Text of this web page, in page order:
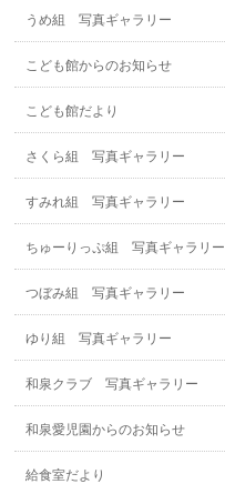
うめ組 写真ギャラリー
こども館からのお知らせ
こども館だより
さくら組 写真ギャラリー
すみれ組 写真ギャラリー
ちゅーりっぷ組 写真ギャラリー
つぼみ組 写真ギャラリー
ゆり組 写真ギャラリー
和泉クラブ 写真ギャラリー
和泉愛児園からのお知らせ
給食室だより